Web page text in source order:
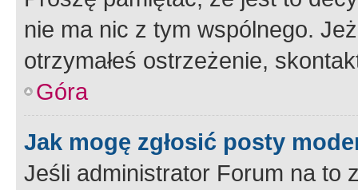
nie ma nic z tym wspólnego.
otrzymałeś ostrzeżenie,
Góra
Jak mogę zgłosić posty
Jeśli administrator Forum na to